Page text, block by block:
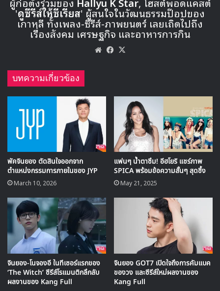
MV เพลงใหม่ LIKE U 100 ที่กรุงเทพ
▶ คลิกดูสัมภาษณ์พิเศษ
อีฮโยริ กำลังอยู่ระหว่างการโปรโมตอัลบั้มใหม่ Black พร้อมกับ
การกลับสู่รายการวาไรตี้ในรอบ 4 ปี ซึ่งรายการที่เธอได้ไปออก
ในช่วงสัแดาห์นี้อย่าง Radio Star และ Happy Together มี
เรตติ้งรายการที่เพิ่มมากขึ้น โดยเฉพาะรายการ Radio Star ที่
มีเรตติ้งสุดที่สุดในรอบหลายปี
'ดูซีรีส์ให้ซีเรียส' ผู้สนใจในวัฒนธรรมป๊อปของ
เกาหลี ทั้งเพลง-ซีรีส์-ภาพยนตร์ เลยเถิดไปถึง
เรื่องสังคม เศรษฐกิจ และอาหารการกิน
WebsiteFacebook
บทความเกี่ยวข้อง
พัคจินยอง ตัดสินใจออกจาก
ตำแหน่งกรรมการภายในของ JYP
March 10, 2026
แฟนๆ น้ำตาซึม! อีฮโยริ แชร์ภาพ
SPICA พร้อมข้อความสั้นๆ สุดซึ้ง
May 21, 2025
จินยอง-โนจองอี ในทีเซอร์แรกของ
‘The Witch’ ซีรีส์โรแมนติกลึกลับ
ผลงานของ Kang Full
จินยอง GOT7 เปิดใจถึงการคัมแบค
ของวง และซีรีส์ใหม่ผลงานของ
Kang Full